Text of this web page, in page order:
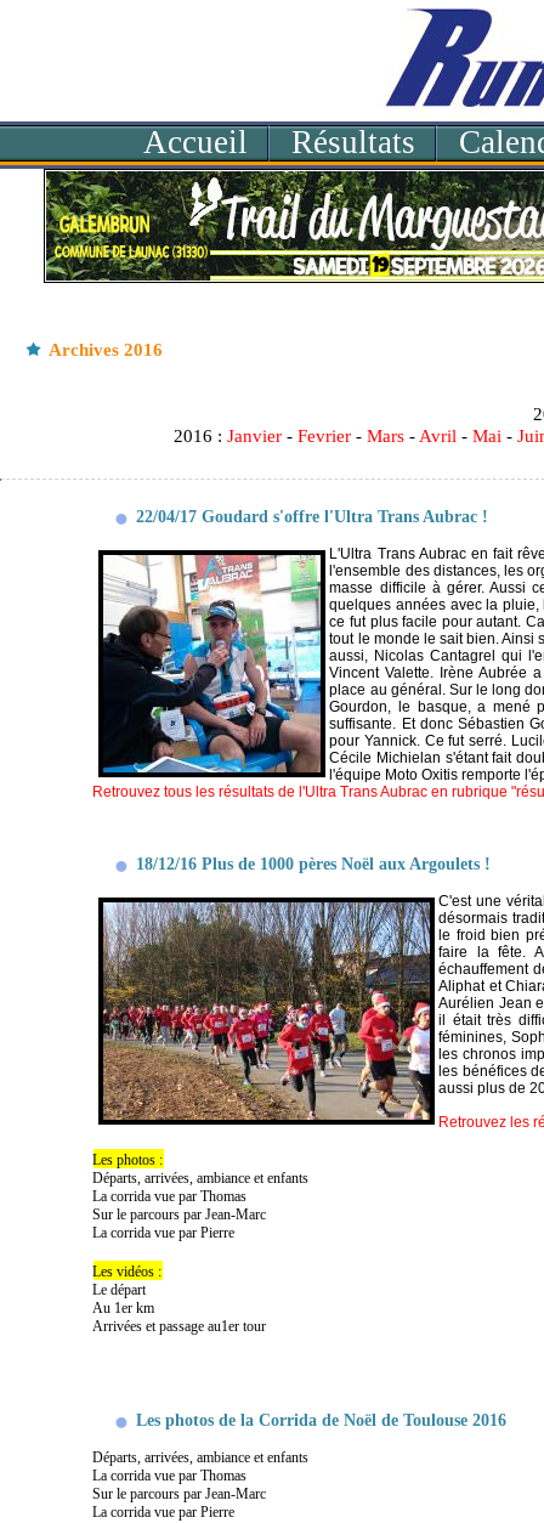
Accueil Résultats
Archives 2016
2016 :Janvier -Fevrier -Mars - Avril -Mai -
22/04/17 Goudard s'offre l'Ultra Trans Aubrac !
L'Ultra Trans Aubrac en fait
l'ensemble des distances, les
masse difficile à gérer. Aussi
quelques années avec la
ce fut plus facile pour autant.
tout le monde le sait bien. Ainsi
aussi, Nicolas Cantagrel qui
Vincent Valette. Irène Aubrée
place au général. Sur le long
Gourdon, le basque, a mené
suffisante. Et donc Sébastien
pour Yannick. Ce fut serré.
Cécile Michielan s'étant fait
l'équipe Moto Oxitis remporte
Retrouvez tous les résultats de l'Ultra Trans Aubrac en rubrique
18/12/16 Plus de 1000 pères Noël aux Argoulets !
C'est une
désormais
le froid bien
faire la fête.
échauffement
Aliphat et
Aurélien Jean
il était très
féminines,
les chronos
les bénéfices
aussi plus de
Retrouvez les
Les photos :
Départs, arrivées, ambiance et enfants
La corrida vue par Thomas
Sur le parcours par Jean-Marc
La corrida vue par Pierre
Les vidéos :
Le départ
Au 1er km
Arrivées et passage au1er tour
Les photos de la Corrida de Noël de Toulouse 2016
Départs, arrivées, ambiance et enfants
La corrida vue par Thomas
Sur le parcours par Jean-Marc
La corrida vue par Pierre